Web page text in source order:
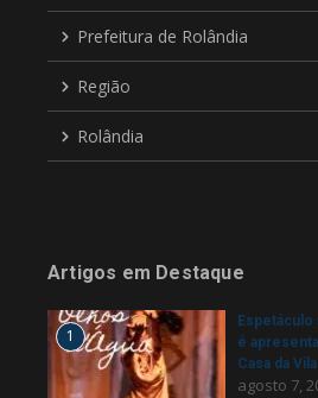
Prefeitura de Rolândia
Região
Rolândia
Artigos em Destaque
1
é
Casa da
agosto 7,